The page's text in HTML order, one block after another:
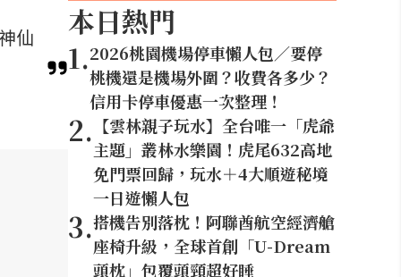
仙
本日熱門
1.2026桃園機場停車懶人包／要停
桃機還是機場外圍？收費各多少？
信用卡停車優惠一次整理！
2. 【雲林親子玩水】全台唯一「虎爺
主題」叢林水樂園！虎尾632高地
免門票回歸，玩水＋4大順遊秘境
一日遊懶人包
3.搭機告別落枕！阿聯酋航空經濟艙
座椅升級，全球首創「U-Dream
頭枕」包覆頭頸超好睡